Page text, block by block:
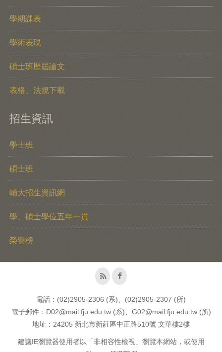
學期課表
學術表現
碩士班歷屆論文
表格、法規下載
招生資訊
學士班
碩士班
輔大招生資訊網
學、碩士學位五年一貫
榮譽榜
電話：(02)2905-2306 (系)、(02)2905-2307 (所)
電子郵件：D02@mail.fju.edu.tw (系)、G02@mail.fju.edu.tw (所)
地址：24205 新北市新莊區中正路510號 文華樓2樓
建議IE瀏覽器使用者以「非相容性檢視」瀏覽本網站，或使用